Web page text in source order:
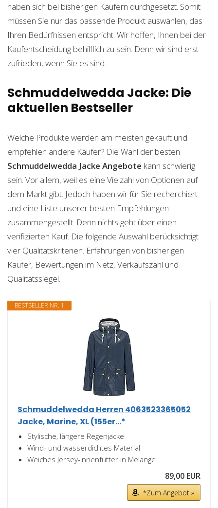
haben sich bei bisherigen Käufern durchgesetzt. Somit
müssen Sie nur das passende Produkt auswählen, das
Ihren Bedürfnissen entspricht. Wir hoffen, Ihnen bei der
Kaufentscheidung behilflich zu sein. Denn wir sind erst
zufrieden, wenn Sie es sind.
Schmuddelwedda Jacke: Die
aktuellen Bestseller
Welche Produkte werden am meisten gekauft und
empfehlen andere Käufer? Die Wahl der besten
Schmuddelwedda Jacke Angebote kann schwierig
sein. Vor allem, weil es eine Vielzahl von Optionen auf
dem Markt gibt. Jedoch haben wir für Sie recherchiert
und eine Liste unserer besten Empfehlungen
zusammengestellt. Denn nichts geht über einen
verifizierten Kauf. Die folgende Auswahl berücksichtigt
vier Qualitätskriterien. Erfahrungen von bisherigen
Käufer, Bewertungen im Netz, Verkaufszahl und
Qualitätssiegel.
BESTSELLER NR. 1
Schmuddelwedda Herren 4063523365052
Jacke, Marine, XL (155er...*
Stylische, längere Regenjacke
Wind- und wasserdichtes Material
Weiches Jersey-Innenfutter in Melange
89,00 EUR
*Zum Angebot »